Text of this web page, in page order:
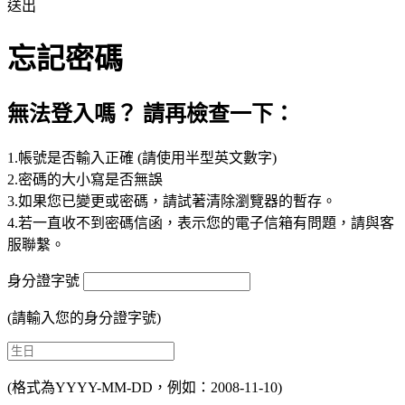
送出
忘記密碼
無法登入嗎？ 請再檢查一下：
1.帳號是否輸入正確 (請使用半型英文數字)
2.密碼的大小寫是否無誤
3.如果您已變更或密碼，請試著清除瀏覽器的暫存。
4.若一直收不到密碼信函，表示您的電子信箱有問題，請與客
服聯繫。
身分證字號
(請輸入您的身分證字號)
(格式為YYYY-MM-DD，例如：2008-11-10)